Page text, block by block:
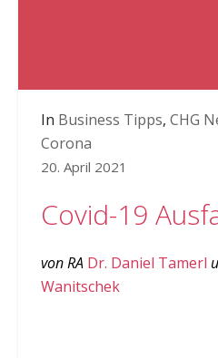
In Business Tipps, CHG
Corona
20. April 2021
Covid-19
von RA Dr. Daniel Tamerl
Wanitschek